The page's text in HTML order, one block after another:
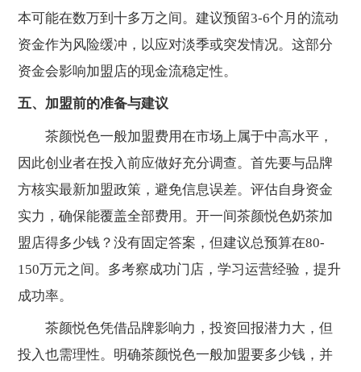
本可能在数万到十多万之间。建议预留3-6个月的流动
资金作为风险缓冲，以应对淡季或突发情况。这部分
资金会影响加盟店的现金流稳定性。
五、加盟前的准备与建议
茶颜悦色一般加盟费用在市场上属于中高水平，
因此创业者在投入前应做好充分调查。首先要与品牌
方核实最新加盟政策，避免信息误差。评估自身资金
实力，确保能覆盖全部费用。开一间茶颜悦色奶茶加
盟店得多少钱？没有固定答案，但建议总预算在80-
150万元之间。多考察成功门店，学习运营经验，提升
成功率。
茶颜悦色凭借品牌影响力，投资回报潜力大，但
投入也需理性。明确茶颜悦色一般加盟要多少钱，并